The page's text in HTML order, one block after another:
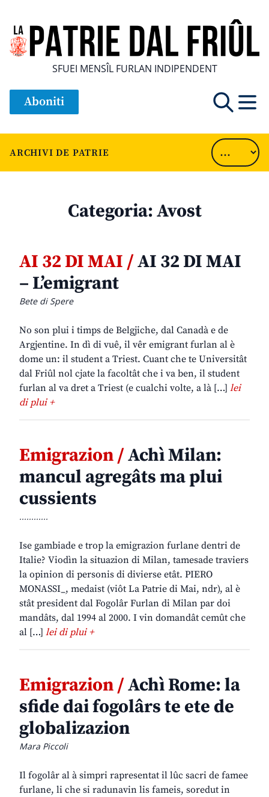
SFUEI MENSÎL FURLAN INDIPENDENT
Aboniti
ARCHIVI DE PATRIE
Categoria:Avost
AI 32 DI MAI /AI 32 DI MAI
– L’emigrant
Bete di Spere
No son plui i timps de Belgjiche, dal Canadà e de
Argjentine. In dì di vuê, il vêr emigrant furlan al è
dome un: il student a Triest. Cuant che te Universitât
dal Friûl nol cjate la facoltât che i va ben, il student
furlan al va dret a Triest (e cualchi volte, a là […] lei
di plui +
Emigrazion /Achì Milan:
mancul agregâts ma plui
cussients
............
Ise gambiade e trop la emigrazion furlane dentri de
Italie? Viodìn la situazion di Milan, tamesade traviers
la opinion di personis di divierse etât. PIERO
MONASSI_, medaist (viôt La Patrie di Mai, ndr), al è
stât president dal Fogolâr Furlan di Milan par doi
mandâts, dal 1994 al 2000. I vin domandât cemût che
al […] lei di plui +
Emigrazion /Achì Rome: la
sfide dai fogolârs te ete de
globalizazion
Mara Piccoli
Il fogolâr al à simpri rapresentat il lûc sacri de famee
furlane, li che si radunavin lis fameis, soredut in